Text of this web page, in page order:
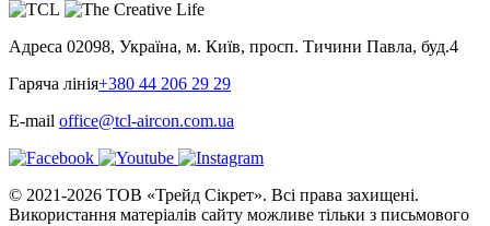
Адреса 02098, Україна, м. Київ, просп. Тичини Павла, буд.4
Гаряча лінія+380 44 206 29 29
E-mail office@tcl-aircon.com.ua
© 2021-2026 ТОВ «Трейд Сікрет». Всі права захищені.
Використання матеріалів сайту можливе тільки з письмового